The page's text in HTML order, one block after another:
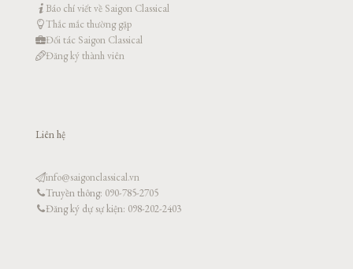
Báo chí viết về Saigon Classical
Thắc mắc thường gặp
Đối tác Saigon Classical
Đăng ký thành viên
Liên hệ
info@saigonclassical.vn
Truyền thông: 090-785-2705
Đăng ký dự sự kiện: 098-202-2403